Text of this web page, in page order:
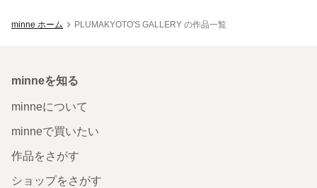
minne ホーム PLUMAKYOTO'S GALLERY の作品一覧
minneを知る
minneについて
minneで買いたい
作品をさがす
ショップをさがす